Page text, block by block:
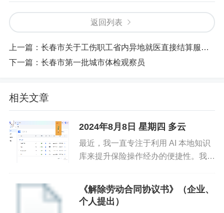
返回列表
上一篇： 长春市关于工伤职工省内异地就医直接结算服务指南（解读）
下一篇： 长春市第一批城市体检观察员
相关文章
2024年8月8日 星期四 多云
最近，我一直专注于利用 AI 本地知识
库来提升保险操作经办的便捷性。我们
识库的搭建，旨在缓解我省企事业经办
人员在五险一金知识检索方...
《解除劳动合同协议书》（企业、
个人提出）